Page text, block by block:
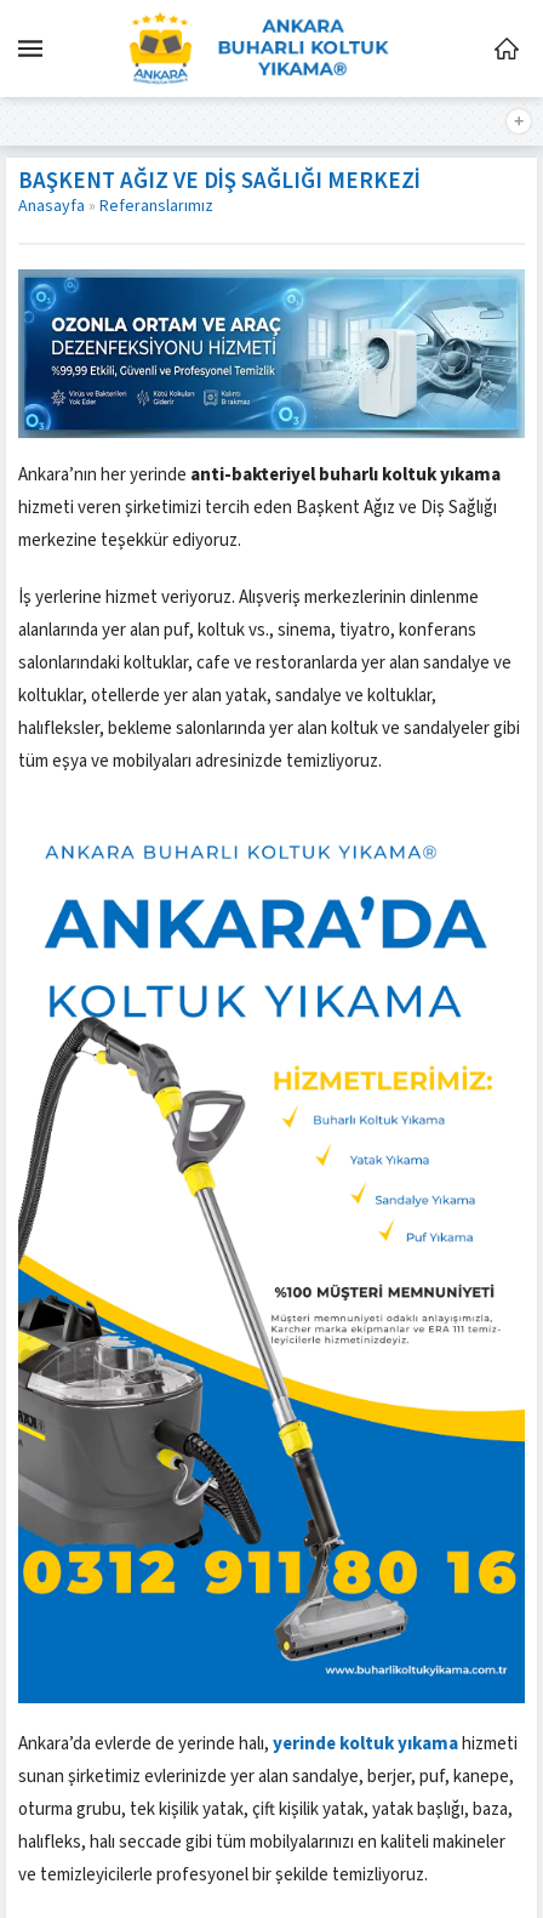
BAŞKENT AĞIZ VE DIŞ SAĞLIĞI MERKEZI
Anasayfa » Referanslarımız
Ankara’nın her yerinde anti-bakteriyel buharlı koltuk yıkama
hizmeti veren şirketimizi tercih eden Başkent Ağız ve Diş Sağlığı
merkezine teşekkür ediyoruz.
İş yerlerine hizmet veriyoruz. Alışveriş merkezlerinin dinlenme
alanlarında yer alan puf, koltuk vs., sinema, tiyatro, konferans
salonlarındaki koltuklar, cafe ve restoranlarda yer alan sandalye ve
koltuklar, otellerde yer alan yatak, sandalye ve koltuklar,
halıfleksler, bekleme salonlarında yer alan koltuk ve sandalyeler gibi
tüm eşya ve mobilyaları adresinizde temizliyoruz.
Ankara’da evlerde de yerinde halı,yerinde koltuk yıkamahizmeti
sunan şirketimiz evlerinizde yer alan sandalye, berjer, puf, kanepe,
oturma grubu, tek kişilik yatak, çift kişilik yatak, yatak başlığı, baza,
halıfleks, halı seccade gibi tüm mobilyalarınızı en kaliteli makineler
ve temizleyicilerle profesyonel bir şekilde temizliyoruz.